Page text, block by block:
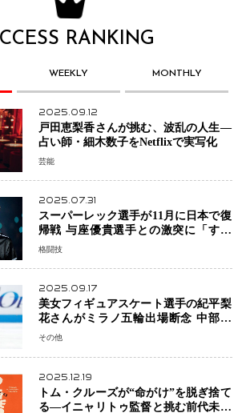
RANKING
WEEKLY MONTHLY
2025.09.12
戸田恵梨香さんが挑む、波乱の人生―
占い師・細木数子をNetflixで実写化
芸能
2025.07.31
スーパーレック選手が11月に日本で復
帰戦 与座優貴選手との激突に「すべ
ての技術を見せたい」
格闘技
2025.09.17
美女フィギュアスケート選手の紀平梨
花さんがミラノ五輪出場断念 中部選
手権欠場を発表「安全最優先の判断」
その他
2025.12.19
トム・クルーズが“命がけ”を脱ぎ捨て
る―イニャリトゥ監督と挑む前代未聞